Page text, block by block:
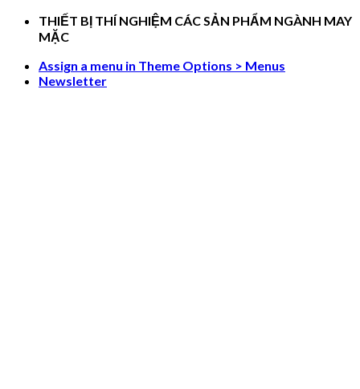
Skip
THIẾT BỊ THÍ NGHIỆM CÁC SẢN PHẨM NGÀNH MAY
MẶC
Assign a menu in Theme Options > Menus
Newsletter